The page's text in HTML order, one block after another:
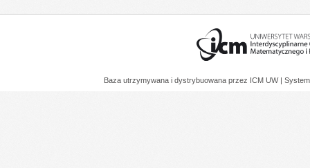
Baza utrzymywana i dystrybuowana przez ICM UW |